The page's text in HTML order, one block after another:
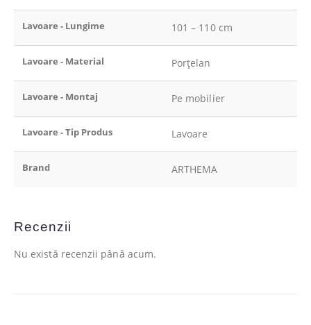
Lavoare - Lungime 101 – 110 cm
Lavoare - Material Porțelan
Lavoare - Montaj Pe mobilier
Lavoare - Tip Produs Lavoare
Brand ARTHEMA
Recenzii
Nu există recenzii până acum.